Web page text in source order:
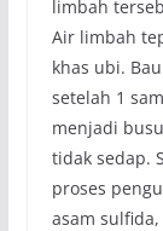
limbah
Air limbah
khas ubi.
setelah 1
menjadi
tidak sedap.
proses
asam